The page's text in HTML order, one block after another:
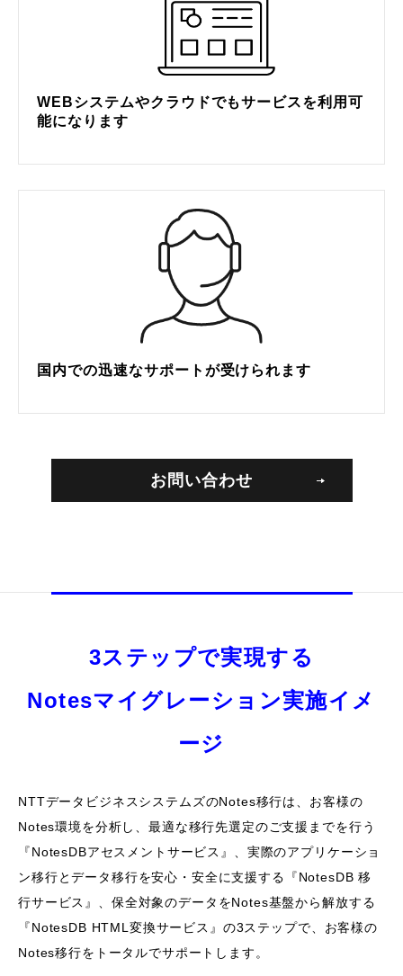
WEBシステムやクラウドでもサービスを利用可
能になります
国内での迅速なサポートが受けられます
お問い合わせ
3ステップで実現する
Notesマイグレーション実施イメ
ージ
NTTデータビジネスシステムズのNotes移行は、お客様の
Notes環境を分析し、最適な移行先選定のご支援までを行う
『NotesDBアセスメントサービス』、 実際のアプリケーショ
ン移行とデータ移行を安心・安全に支援する『NotesDB 移
行サービス』、 保全対象のデータをNotes基盤から解放する
『NotesDB HTML変換サービス』の3ステップで、 お客様の
Notes移行をトータルでサポートします。